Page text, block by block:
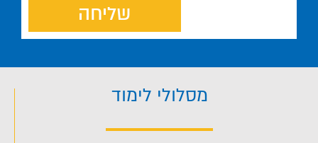
שליחה
מסלולי לימוד